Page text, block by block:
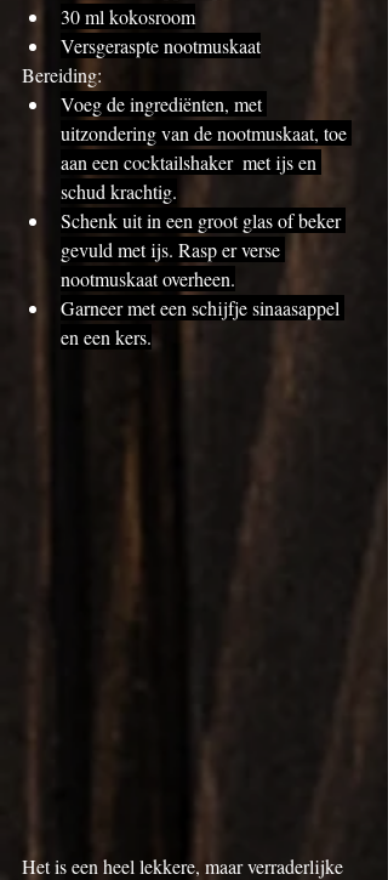
30 ml kokosroom
Versgeraspte nootmuskaat
Bereiding:
Voeg de ingrediënten, met
uitzondering van de nootmuskaat, toe
aan een cocktailshaker  met ijs en
schud krachtig.
Schenk uit in een groot glas of beker
gevuld met ijs. Rasp er verse
nootmuskaat overheen.
Garneer met een schijfje sinaasappel
en een kers.
Het is een heel lekkere, maar verraderlijke